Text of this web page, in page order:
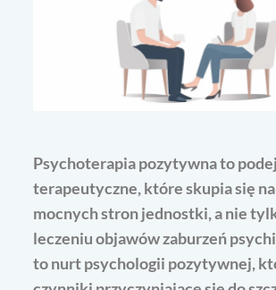
Psychoterapia pozytywna to
terapeutyczne, które skupia się
mocnych stron jednostki, a nie
leczeniu objawów zaburzeń
to nurt psychologii pozytywnej,